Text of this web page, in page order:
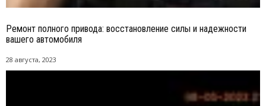
Ремонт полного привода: восстановление силы и надежности
вашего автомобиля
28 августа, 2023